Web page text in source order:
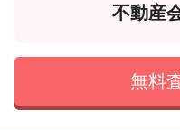
不動産
無料